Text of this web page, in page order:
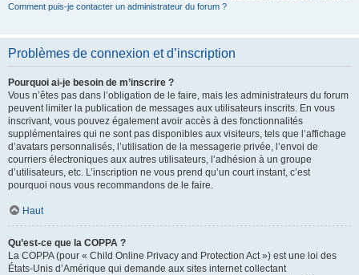
Comment puis-je contacter un administrateur du forum ?
Problèmes de connexion et d’inscription
Pourquoi ai-je besoin de m’inscrire ?
Vous n’êtes pas dans l’obligation de le faire, mais les administrateurs du forum
peuvent limiter la publication de messages aux utilisateurs inscrits. En vous
inscrivant, vous pouvez également avoir accès à des fonctionnalités
supplémentaires qui ne sont pas disponibles aux visiteurs, tels que l’affichage
d’avatars personnalisés, l’utilisation de la messagerie privée, l’envoi de
courriers électroniques aux autres utilisateurs, l’adhésion à un groupe
d’utilisateurs, etc. L’inscription ne vous prend qu’un court instant, c’est
pourquoi nous vous recommandons de le faire.
Haut
Qu’est-ce que la COPPA ?
La COPPA (pour « Child Online Privacy and Protection Act ») est une loi des
États-Unis d’Amérique qui demande aux sites internet collectant